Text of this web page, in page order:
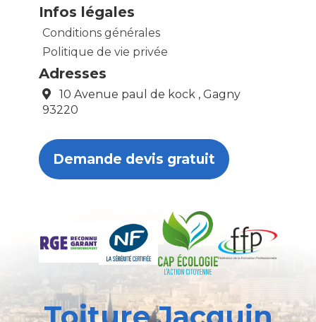
Infos légales
Conditions générales
Politique de vie privée
Adresses
10 Avenue paul de kock , Gagny
93220
Demande devis gratuit